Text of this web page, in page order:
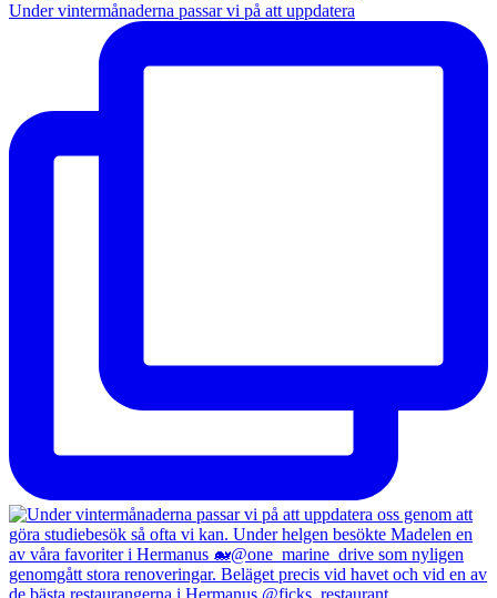
Under vintermånaderna passar vi på att uppdatera